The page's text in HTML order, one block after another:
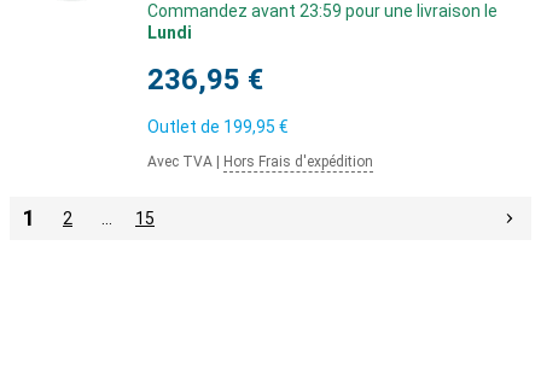
Commandez avant 23:59 pour une livraison le
Lundi
236,95 €
Outlet de 199,95 €
Avec TVA Hors Frais d'expédition
1 2 15